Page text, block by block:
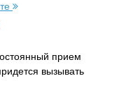
прием
вызывать